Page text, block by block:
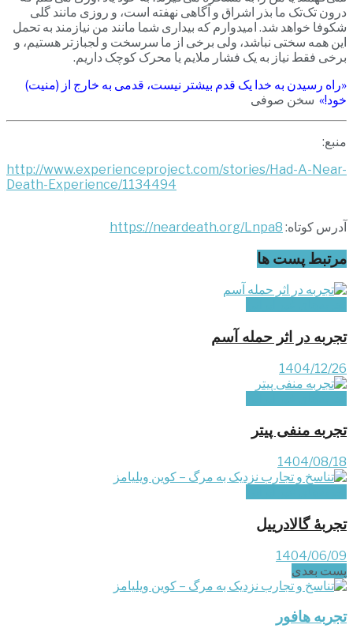
درون تک‌تک ما بذر اشراق و آگاهی نهفته است، و روزی مانند گلی
شکوفا خواهد شد. امیدوارم که بیداری شما مانند من نیازمند به تحمل
این همه سختی نباشد، ولی برخی از ما سرسخت و لجبازتر هستیم، و
برخی فقط نیاز به یک فشار ملایم یا محرک کوچک داریم.
«راه رسیدن به خدا یک قدم بیشتر نیست، قدمی به خارج از (منیت)
خود!» سخن صوفی
منبع:
http://www.experienceproject.com/stories/Had-A-Near-
Death-Experience/1134494
آدرس کوتاه: https://neardeath.org/Lnpa8
مرتبط پست ها
تجربه در اثر حمله آسم
1404/12/26
تجربه منفی پیتر
1404/08/18
تجربۀ گالادرییل
1404/06/09
پست‌ بعدی
تجربه هافور